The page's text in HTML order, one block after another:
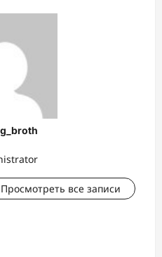
Просмотреть все записи